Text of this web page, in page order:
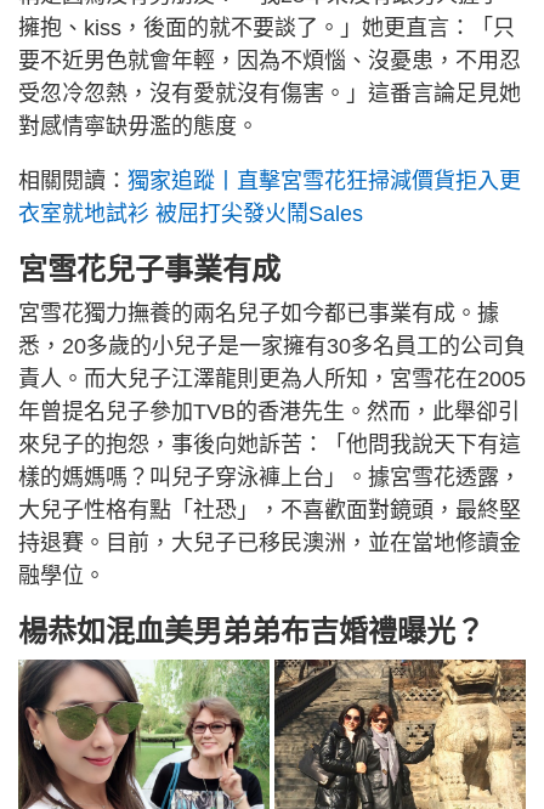
擁抱、kiss，後面的就不要談了。」她更直言：「只
要不近男色就會年輕，因為不煩惱、沒憂患，不用忍
受忽冷忽熱，沒有愛就沒有傷害。」這番言論足見她
對感情寧缺毋濫的態度。
相關閱讀： 獨家追蹤丨直擊宮雪花狂掃減價貨拒入更
衣室就地試衫 被屈打尖發火鬧Sales
宮雪花兒子事業有成
宮雪花獨力撫養的兩名兒子如今都已事業有成。據
悉，20多歲的小兒子是一家擁有30多名員工的公司負
責人。而大兒子江澤龍則更為人所知，宮雪花在2005
年曾提名兒子參加TVB的香港先生。然而，此舉卻引
來兒子的抱怨，事後向她訴苦：「他問我說天下有這
樣的媽媽嗎？叫兒子穿泳褲上台」。據宮雪花透露，
大兒子性格有點「社恐」，不喜歡面對鏡頭，最終堅
持退賽。目前，大兒子已移民澳洲，並在當地修讀金
融學位。
楊恭如混血美男弟弟布吉婚禮曝光？